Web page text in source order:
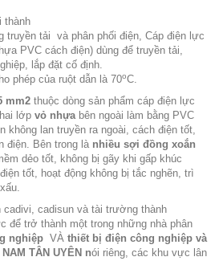
thành
truyền tải và phân phối điện, Cáp điện lực
PVC cách điện) dùng để truyền tải,
lắp đặt cố định.
phép của ruột dẫn là 70oC.
mm2 thuộc dòng sản phẩm cáp điện lực
lớp vỏ nhựabên ngoài làm bằng PVC
không lan truyền ra ngoài, cách điện tốt,
điện. Bên trong là nhiều sợi đồng xoắn
dẻo tốt, không bị gãy khi gấp khúc
tốt, hoạt động không bị tắc nghẽn, trì
cadivi, cadisun và tài trường thành
để trở thành một trong những nhà phân
nghiệp VÀ thiết bị điện công nghiệp và
NAM TÂN UYÊN nói riêng, các khu vực lân